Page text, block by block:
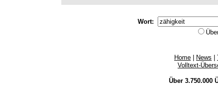
Wort:
Home News
Volltext-
Über 3.750.000